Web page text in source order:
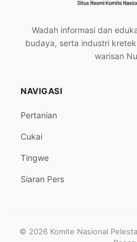
Wadah informasi dan
budaya, serta industri
warisan
NAVIGASI
Pertanian
Cukai
Tingwe
Siaran Pers
© 2026 Komite Nasional